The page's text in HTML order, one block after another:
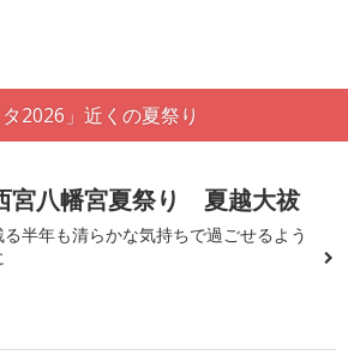
2026」近くの夏祭り
宮八幡宮夏祭り 夏越大祓
る半年も清らかな気持ちで過ごせるよう